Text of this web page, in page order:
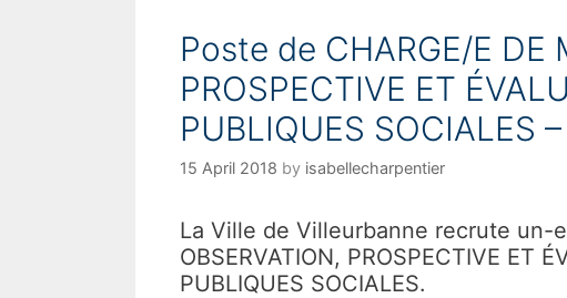
Poste de CHARGE/E DE
PROSPECTIVE ET
PUBLIQUES SOCIALES
15 April 2018 by isabellecharpentier
La Ville de Villeurbanne recrute un-e
OBSERVATION, PROSPECTIVE ET
PUBLIQUES SOCIALES.